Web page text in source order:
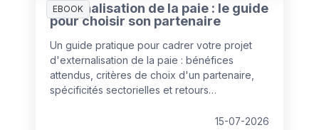
EBOOK
Externalisation de la paie : le guide
pour choisir son partenaire
Un guide pratique pour cadrer votre projet
d'externalisation de la paie : bénéfices
attendus, critères de choix d'un partenaire,
spécificités sectorielles et retours
Groupe Herta. De quoi poser les bonnes15-07-2026